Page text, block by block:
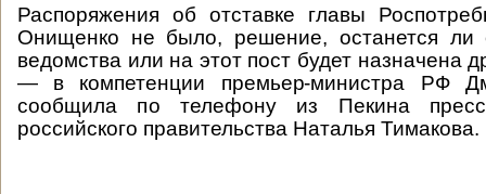
Распоряжения об отставке главы
Онищенко не было, решение, останется ли
ведомства или на этот пост будет назначена
— в компетенции премьер-министра РФ
сообщила по телефону из Пекина пресс-
российского правительства Наталья Тимакова.